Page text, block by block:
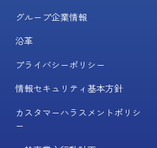
グループ企業情報
沿革
プライバシーポリシー
情報セキュリティ基本方針
カスタマーハラスメントポリシ
ー